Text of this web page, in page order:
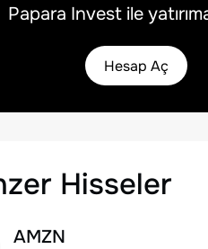
Papara Invest ile
Hesap Aç
Hisseler
AMZN